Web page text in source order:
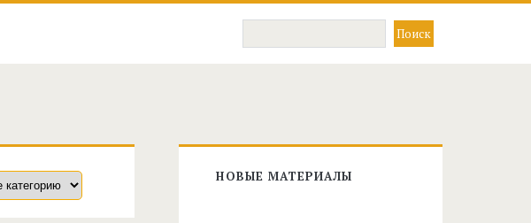
Главная
НОВЫЕ МАТЕРИАЛЫ